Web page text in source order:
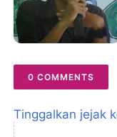
0 COMMENTS
Tinggalkan jejak